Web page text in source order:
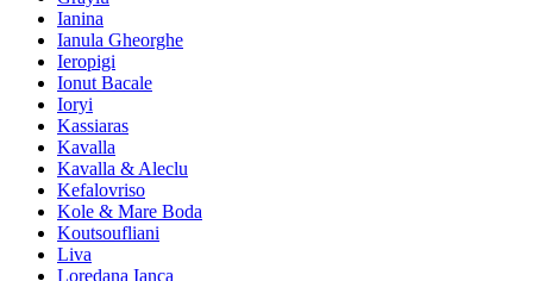
Ianina
Ianula Gheorghe
Ieropigi
Ionut Bacale
Ioryi
Kassiaras
Kavalla
Kavalla & Aleclu
Kefalovriso
Kole & Mare Boda
Koutsoufliani
Liva
Loredana Ianca